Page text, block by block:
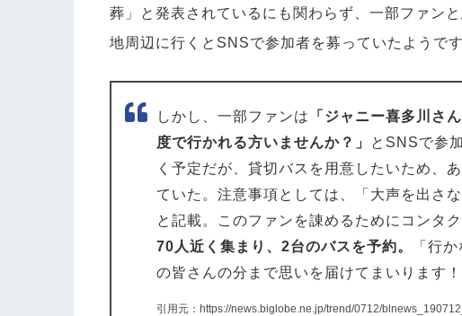
葬」と発表されているにも関わらず、一部ファン
地周辺に行くとSNSで参加者を募っていたようです
しかし、一部ファンは
「ジャニー喜多川さ
度で行かれる方いませんか？」
とSNSで参
く予定だが、貸切バスを用意したいため、
ていた。注意事項としては、「大声を出さ
と記載。このファンを諌めるためにコンタ
70人近く集まり、2台のバスを予約。
「行
の皆さんの分まで思いを届けてまいります
引用元：https://news.biglobe.ne.jp/trend/0712/